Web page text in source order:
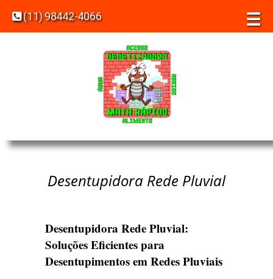
☰
(11) 98442-4066
Desentupidora Rede Pluvial
Desentupidora Rede Pluvial:
Soluções Eficientes para
Desentupimentos em Redes Pluviais